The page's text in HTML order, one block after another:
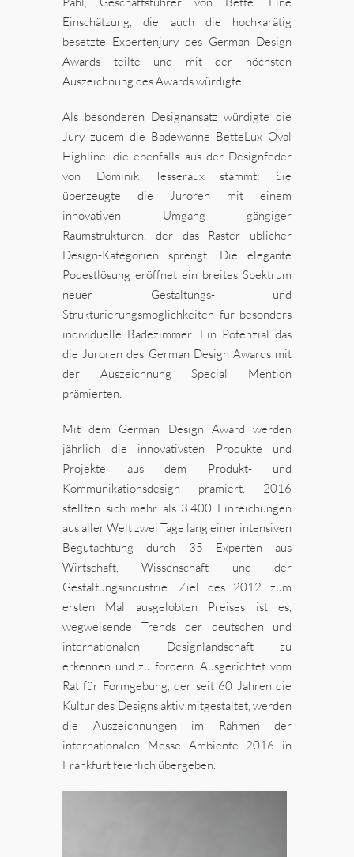
Einschätzung, die auch die hochkarätig
besetzte Expertenjury des German Design
Awards teilte und mit der höchsten
Auszeichnung des Awards würdigte.
Als besonderen Designansatz würdigte die
Jury zudem die Badewanne BetteLux Oval
Highline, die ebenfalls aus der Designfeder
von Dominik Tesseraux stammt: Sie
überzeugte die Juroren mit einem
innovativen Umgang gängiger
Raumstrukturen, der das Raster üblicher
Design-Kategorien sprengt. Die elegante
Podestlösung eröffnet ein breites Spektrum
neuer Gestaltungs- und
Strukturierungsmöglichkeiten für besonders
individuelle Badezimmer. Ein Potenzial das
die Juroren des German Design Awards mit
der Auszeichnung Special Mention
prämierten.
Mit dem German Design Award werden
jährlich die innovativsten Produkte und
Projekte aus dem Produkt- und
Kommunikationsdesign prämiert. 2016
stellten sich mehr als 3.400 Einreichungen
aus aller Welt zwei Tage lang einer intensiven
Begutachtung durch 35 Experten aus
Wirtschaft, Wissenschaft und der
Gestaltungsindustrie. Ziel des 2012 zum
ersten Mal ausgelobten Preises ist es,
wegweisende Trends der deutschen und
internationalen Designlandschaft zu
erkennen und zu fördern. Ausgerichtet vom
Rat für Formgebung, der seit 60 Jahren die
Kultur des Designs aktiv mitgestaltet, werden
die Auszeichnungen im Rahmen der
internationalen Messe Ambiente 2016 in
Frankfurt feierlich übergeben.